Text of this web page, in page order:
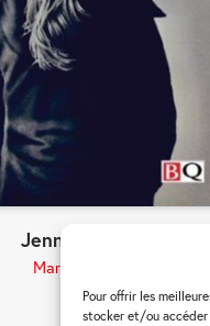
Pour offrir les
stocker et/ou accéder
Jenny Sauro
Marc Séguin